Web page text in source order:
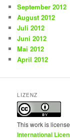
September 2012
August 2012
Juli 2012
Juni 2012
Mai 2012
April 2012
LIZENZ
This work is
International